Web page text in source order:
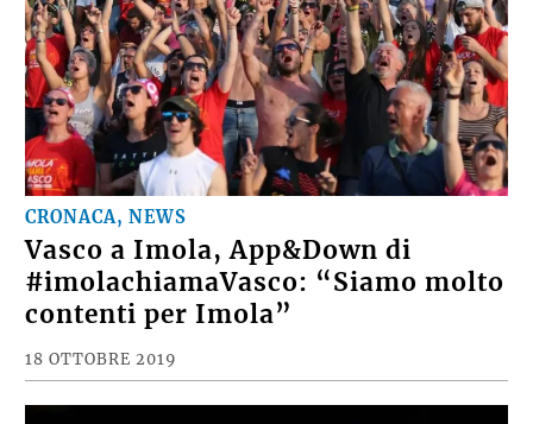
CRONACA, NEWS
Vasco a Imola, App&Down di
#imolachiamaVasco: “Siamo molto
contenti per Imola”
18 OTTOBRE 2019